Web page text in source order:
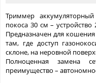
Триммер
покоса 30 см –
Предназначен для
там, где доступ
склоне, на неровной
Полноценная замена
преимущество –